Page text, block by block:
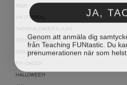
PÅSK
VM I FOTBOLL
NATIONALDAGEN 6 JUNI
TERMINSAVSLUT
SKOLSTART
FN-DAGEN
HALLOWEEN
JA,
Genom att anmäla dig
från Teaching FUNtastic. Du
prenumerationen när som